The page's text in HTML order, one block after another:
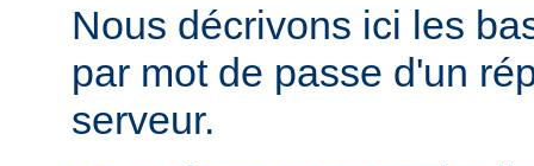
Nous décrivons ici les
par mot de passe d'un
serveur.